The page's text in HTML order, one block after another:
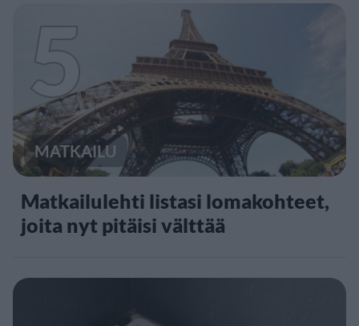
5
MATKAILU
Matkailulehti listasi lomakohteet,
joita nyt pitäisi välttää